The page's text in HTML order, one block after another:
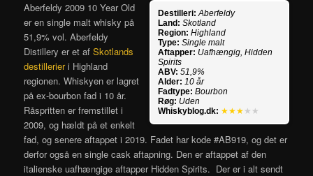
Destilleri: Aberfeldy
Land: Skotland
Region: Highland
Type: Single malt
Aftapper: Uafhængig, Hidden
Spirits
ABV: 51,9%
Alder: 10 år
Fadtype: Bourbon
Røg: Uden
Whiskyblog.dk: ★★★ ★★
Aberfeldy 2009 10 Year Old
er en single malt whisky på
51,9% vol. Aberfeldy
Distillery er et afSkotlands
destillerieri Highland
regionen. Whiskyen er lagret
på ex-bourbon fad i 10 år.
Råspritten er fremstillet i
2009, og hældt på et enkelt
fad, og senere aftappet i 2019. Fadet har kode #AB919, og det er
derfor også en single cask aftapning. Den er aftappet af den
italienske uafhængige aftapper Hidden Spirits. Der er i alt sendt